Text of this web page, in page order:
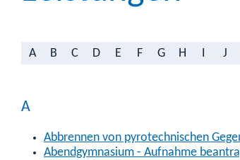
A B C D E F G H J
A
Abbrennen von pyrotechnischen
Abendgymnasium - Aufnahme